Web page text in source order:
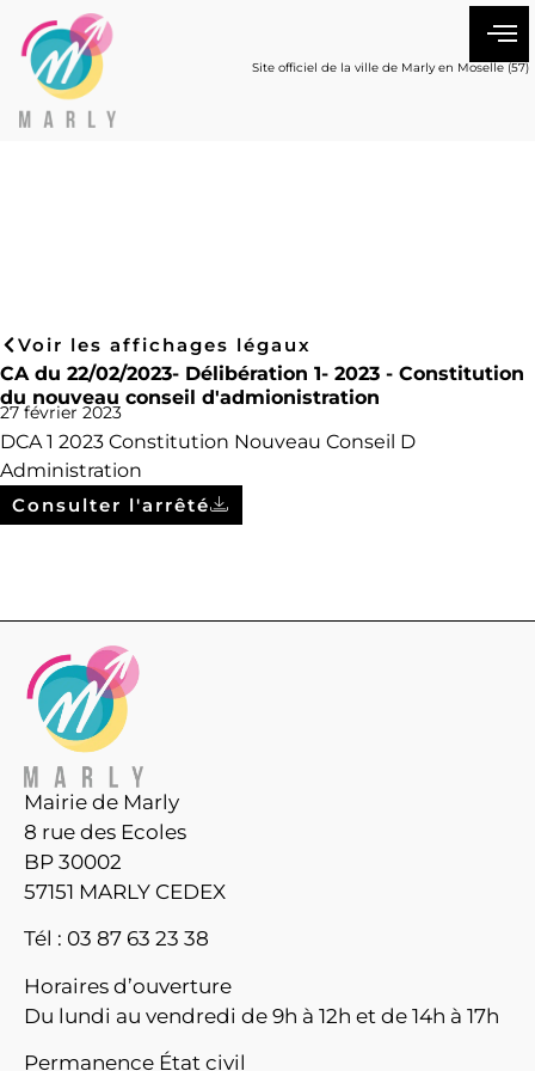
Site officiel de la ville de Marly en Moselle (57)
Voir les affichages légaux
CA du 22/02/2023- Délibération 1- 2023 - Constitution
du nouveau conseil d'admionistration
27 février 2023
DCA 1 2023 Constitution Nouveau Conseil D
Administration
Consulter l'arrêté
Mairie de Marly
8 rue des Ecoles
BP 30002
57151 MARLY CEDEX
Tél : 03 87 63 23 38
Horaires d’ouverture
Du lundi au vendredi de 9h à 12h et de 14h à 17h
Permanence État civil